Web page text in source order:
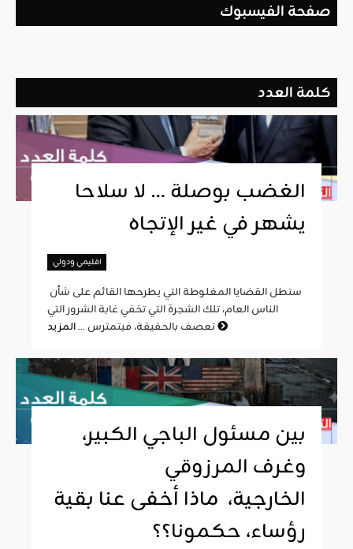
صفحة الفيسبوك
كلمة العدد
الغضب بوصلة … لا سلاحا
يشهر في غير الإتجاه
اقليمي ودولي
الناس العام، تلك الشجرة التي تخفي غابة الشرور التي
تعصف بالحقيقة، فيتمترس ...
بين مسئول الباجي الكبير،
وغرف المرزوقي
الخارجية، ماذا أخفى عنا بقية
رؤساء، حكمونا؟؟